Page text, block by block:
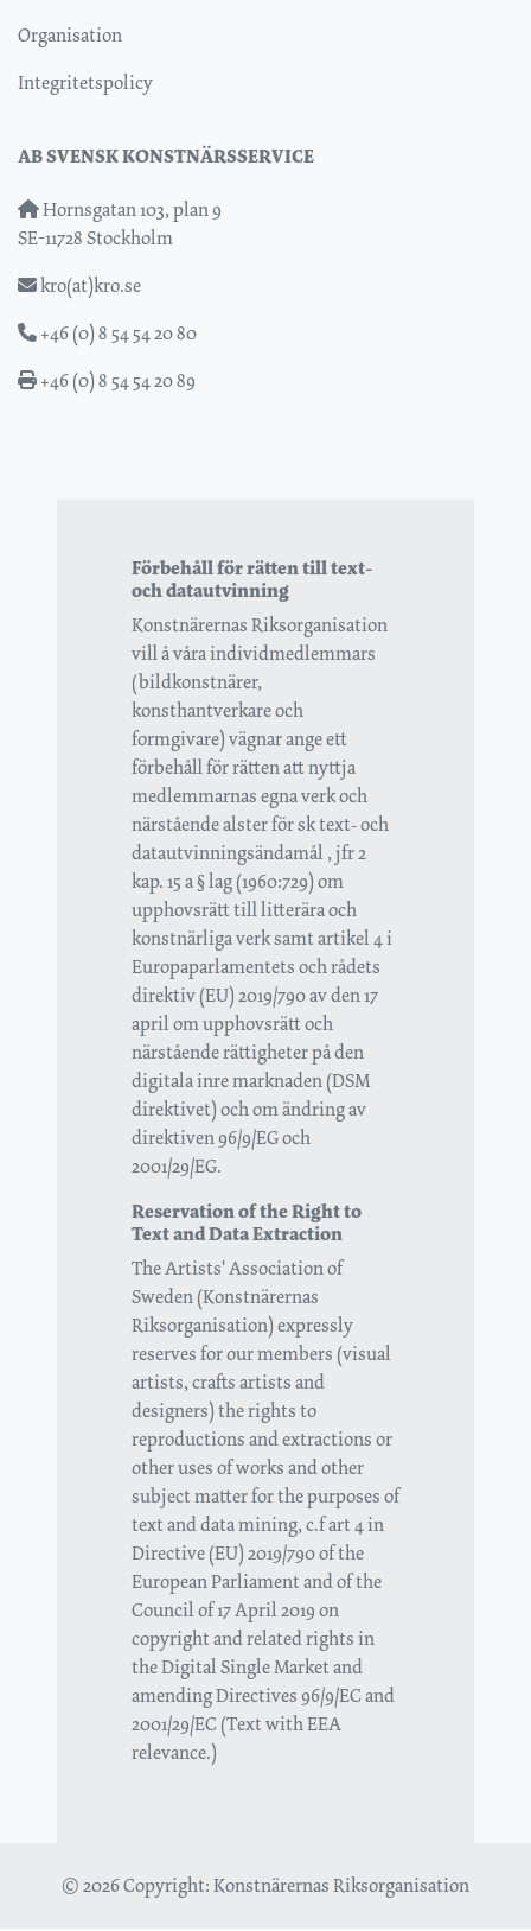
Organisation
Integritetspolicy
AB SVENSK KONSTNÄRSSERVICE
Hornsgatan 103, plan 9
SE-11728 Stockholm
kro(at)kro.se
+46 (0) 8 54 54 20 80
+46 (0) 8 54 54 20 89
Förbehåll för rätten till text-
och datautvinning
Konstnärernas Riksorganisation
vill å våra individmedlemmars
(bildkonstnärer,
konsthantverkare och
formgivare) vägnar ange ett
förbehåll för rätten att nyttja
medlemmarnas egna verk och
närstående alster för sk text- och
datautvinningsändamål , jfr 2
kap. 15 a § lag (1960:729) om
upphovsrätt till litterära och
konstnärliga verk samt artikel 4 i
Europaparlamentets och rådets
direktiv (EU) 2019/790 av den 17
april om upphovsrätt och
närstående rättigheter på den
digitala inre marknaden (DSM
direktivet) och om ändring av
direktiven 96/9/EG och
2001/29/EG.
Reservation of the Right to
Text and Data Extraction
The Artists' Association of
Sweden (Konstnärernas
Riksorganisation) expressly
reserves for our members (visual
artists, crafts artists and
designers) the rights to
reproductions and extractions or
other uses of works and other
subject matter for the purposes of
text and data mining, c.f art 4 in
Directive (EU) 2019/790 of the
European Parliament and of the
Council of 17 April 2019 on
copyright and related rights in
the Digital Single Market and
amending Directives 96/9/EC and
2001/29/EC (Text with EEA
relevance.)
© 2026 Copyright:Konstnärernas Riksorganisation